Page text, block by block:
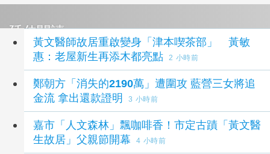
延伸閱讀
黃文醫師故居重啟變身「津本喫茶部」 黃敏
惠：老屋新生再添木都亮點
2 小時前
鄭朝方「消失的2190萬」遭圍攻 藍營三女將追
金流 拿出還款證明
3 小時前
嘉市「人文森林」飄咖啡香！市定古蹟「黃文醫
生故居」父親節開幕
4 小時前